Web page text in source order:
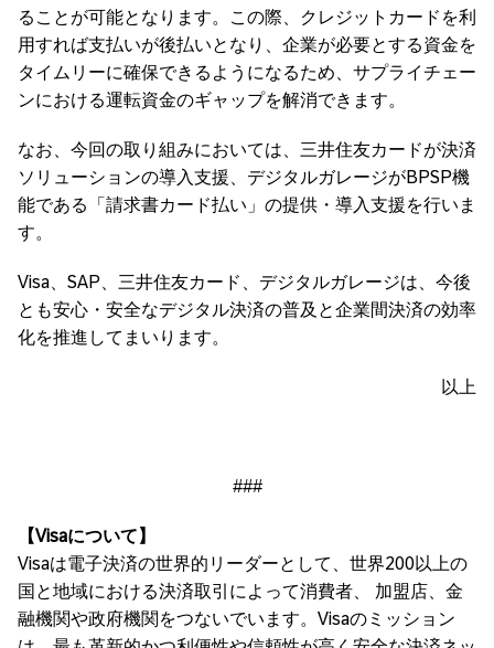
ることが可能となります。この際、クレジットカードを利
用すれば支払いが後払いとなり、企業が必要とする資金を
タイムリーに確保できるようになるため、サプライチェー
ンにおける運転資金のギャップを解消できます。
なお、今回の取り組みにおいては、三井住友カードが決済
ソリューションの導入支援、デジタルガレージがBPSP機
能である「請求書カード払い」の提供・導入支援を行いま
す。
Visa、SAP、三井住友カード、デジタルガレージは、今後
とも安心・安全なデジタル決済の普及と企業間決済の効率
化を推進してまいります。
以上
###
【Visaについて】
Visaは電子決済の世界的リーダーとして、世界200以上の
国と地域における決済取引によって消費者、 加盟店、金
融機関や政府機関をつないでいます。Visaのミッション